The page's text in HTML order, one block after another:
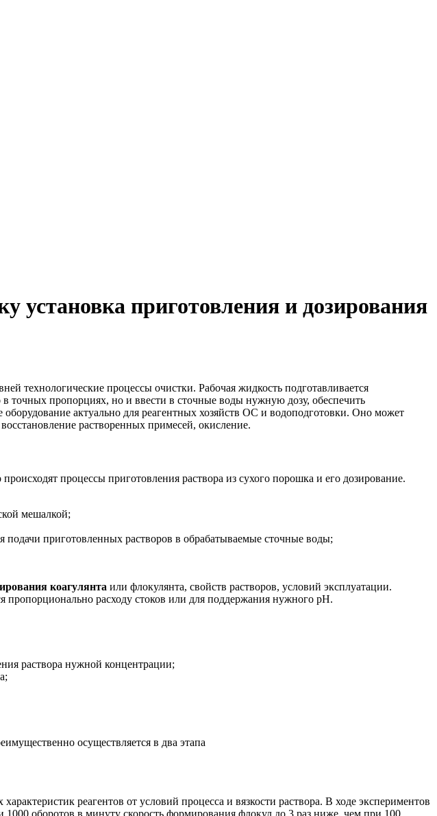
установка приготовления и дозирования
технологические процессы очистки. Рабочая жидкость подготавливается
точных пропорциях, но и ввести в сточные воды нужную дозу, обеспечить
оборудование актуально для реагентных хозяйств ОС и водоподготовки. Оно может
растворенных примесей, окисление.
процессы приготовления раствора из сухого порошка и его дозирование.
мешалкой;
приготовленных растворов в обрабатываемые сточные воды;
коагулянта или флокулянта, свойств растворов, условий эксплуатации.
пропорционально расходу стоков или для поддержания нужного pH.
раствора нужной концентрации;
осуществляется в два этапа
реагентов от условий процесса и вязкости раствора. В ходе экспериментов
оборотов в минуту скорость формирования флокул до 3 раз ниже, чем при 100